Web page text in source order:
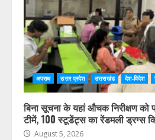
अपराध उत्तर प्रदेश उत्तराखंड देश-विदेश
बिना सूचना के यहां औचक निरीक्षण को
टीमें, 100 स्टूडेंट्स का रेंडमली ड्रग्स
August 5, 2026